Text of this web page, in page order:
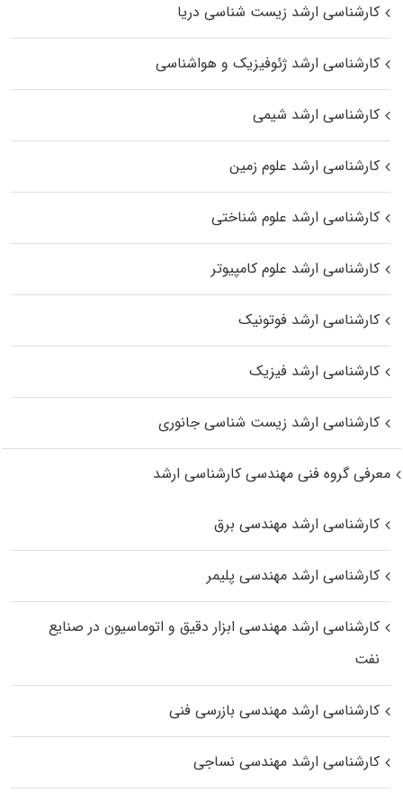
کارشناسی ارشد زیست‌ شناسی دریا
کارشناسی ارشد ژئوفیزیک و هواشناسی
کارشناسی ارشد شیمی
کارشناسی ارشد علوم زمین
کارشناسی ارشد علوم شناختی
کارشناسی ارشد علوم کامپیوتر
کارشناسی ارشد فوتونیک
کارشناسی ارشد فیزیک
کارشناسی ارشد زیست‌ شناسی جانوری
معرفی گروه فنی مهندسی کارشناسی ارشد
کارشناسی ارشد مهندسی برق
کارشناسی ارشد مهندسی پلیمر
کارشناسی ارشد مهندسی ابزار دقیق و اتوماسیون در صنایع
نفت
کارشناسی ارشد مهندسی بازرسی فنی
کارشناسی ارشد مهندسی نساجی